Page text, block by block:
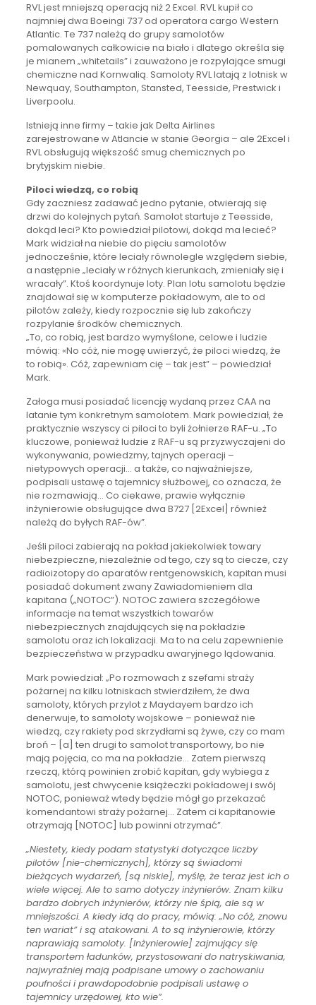
RVL jest mniejszą operacją niż 2 Excel. RVL kupił co
najmniej dwa Boeingi 737 od operatora cargo Western
Atlantic. Te 737 należą do grupy samolotów
pomalowanych całkowicie na biało i dlatego określa się
je mianem „whitetails” i zauważono je rozpylające smugi
chemiczne nad Kornwalią. Samoloty RVL latają z lotnisk w
Newquay, Southampton, Stansted, Teesside, Prestwick i
Liverpoolu.
Istnieją inne firmy – takie jak Delta Airlines
zarejestrowane w Atlancie w stanie Georgia – ale 2Excel i
RVL obsługują większość smug chemicznych po
brytyjskim niebie.
Piloci wiedzą, co robią
Gdy zaczniesz zadawać jedno pytanie, otwierają się
drzwi do kolejnych pytań. Samolot startuje z Teesside,
dokąd leci? Kto powiedział pilotowi, dokąd ma lecieć?
Mark widział na niebie do pięciu samolotów
jednocześnie, które leciały równolegle względem siebie,
a następnie „leciały w różnych kierunkach, zmieniały się i
wracały”. Ktoś koordynuje loty. Plan lotu samolotu będzie
znajdował się w komputerze pokładowym, ale to od
pilotów zależy, kiedy rozpocznie się lub zakończy
rozpylanie środków chemicznych.
„To, co robią, jest bardzo wymyślone, celowe i ludzie
mówią: «No cóż, nie mogę uwierzyć, że piloci wiedzą, że
to robią». Cóż, zapewniam cię – tak jest” – powiedział
Mark.
Załoga musi posiadać licencję wydaną przez CAA na
latanie tym konkretnym samolotem. Mark powiedział, że
praktycznie wszyscy ci piloci to byli żołnierze RAF-u. „To
kluczowe, ponieważ ludzie z RAF-u są przyzwyczajeni do
wykonywania, powiedzmy, tajnych operacji –
nietypowych operacji… a także, co najważniejsze,
podpisali ustawę o tajemnicy służbowej, co oznacza, że
nie rozmawiają… Co ciekawe, prawie wyłącznie
inżynierowie obsługujące dwa B727 [2Excel] również
należą do byłych RAF-ów”.
Jeśli piloci zabierają na pokład jakiekolwiek towary
niebezpieczne, niezależnie od tego, czy są to ciecze, czy
radioizotopy do aparatów rentgenowskich, kapitan musi
posiadać dokument zwany Zawiadomieniem dla
kapitana („NOTOC”). NOTOC zawiera szczegółowe
informacje na temat wszystkich towarów
niebezpiecznych znajdujących się na pokładzie
samolotu oraz ich lokalizacji. Ma to na celu zapewnienie
bezpieczeństwa w przypadku awaryjnego lądowania.
Mark powiedział: „Po rozmowach z szefami straży
pożarnej na kilku lotniskach stwierdziłem, że dwa
samoloty, których przylot z Maydayem bardzo ich
denerwuje, to samoloty wojskowe – ponieważ nie
wiedzą, czy rakiety pod skrzydłami są żywe, czy co mam
broń – [a] ten drugi to samolot transportowy, bo nie
mają pojęcia, co ma na pokładzie… Zatem pierwszą
rzeczą, którą powinien zrobić kapitan, gdy wybiega z
samolotu, jest chwycenie książeczki pokładowej i swój
NOTOC, ponieważ wtedy będzie mógł go przekazać
komendantowi straży pożarnej… Zatem ci kapitanowie
otrzymają [NOTOC] lub powinni otrzymać”.
„Niestety, kiedy podam statystyki dotyczące liczby
pilotów [nie-chemicznych], którzy są świadomi
bieżących wydarzeń, [są niskie], myślę, że teraz jest ich o
wiele więcej. Ale to samo dotyczy inżynierów. Znam kilku
bardzo dobrych inżynierów, którzy nie śpią, ale są w
mniejszości. A kiedy idą do pracy, mówią: „No cóż, znowu
ten wariat” i są atakowani. A to są inżynierowie, którzy
naprawiają samoloty. [Inżynierowie] zajmujący się
transportem ładunków, przystosowani do natryskiwania,
najwyraźniej mają podpisane umowy o zachowaniu
poufności i prawdopodobnie podpisali ustawę o
tajemnicy urzędowej, kto wie”.